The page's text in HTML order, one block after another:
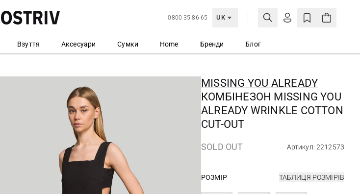
0800 35 86 65 UK
МОЯ ОБЛІКІВКА
Ще не зареєстровані?
СТВОРИТИ ОБЛІКІВКУ
Взуття Аксесуари Сумки Home Бренди Блог
MISSING YOU ALREADY
КОМБІНЕЗОН MISSING YOU
ALREADY WRINKLE COTTON
CUT-OUT
SOLD OUT Артикул: 2212573
РОЗМІР ТАБЛИЦЯ РОЗМІРІВ